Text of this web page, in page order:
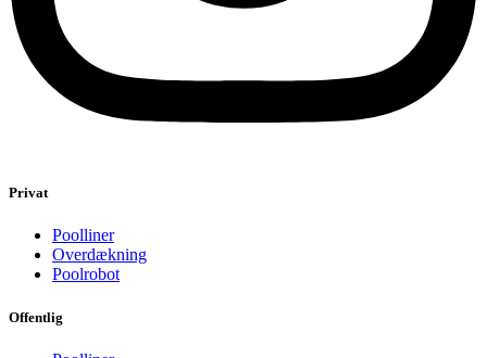
Privat
Poolliner
Overdækning
Poolrobot
Offentlig